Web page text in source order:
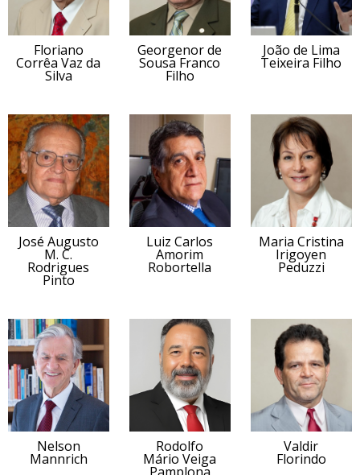
Floriano
Corrêa Vaz da
Silva
Georgenor de
Sousa Franco
Filho
João de Lima
Teixeira Filho
José Augusto
M. C.
Rodrigues
Pinto
Luiz Carlos
Amorim
Robortella
Maria Cristina
Irigoyen
Peduzzi
Nelson
Mannrich
Rodolfo
Mário Veiga
Valdir
Florindo